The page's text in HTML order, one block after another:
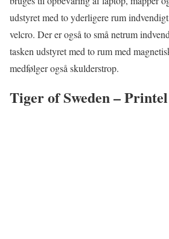
udstyret med to yderligere rum
velcro. Der er også to små netrum
tasken udstyret med to rum med
medfølger også skulderstrop.
Tiger of Sweden – Printel